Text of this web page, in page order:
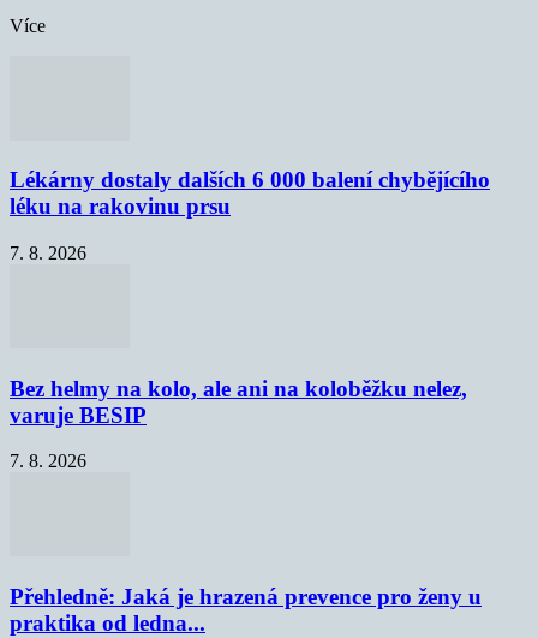
Více
Lékárny dostaly dalších 6 000 balení chybějícího
léku na rakovinu prsu
7. 8. 2026
Bez helmy na kolo, ale ani na koloběžku nelez,
varuje BESIP
7. 8. 2026
Přehledně: Jaká je hrazená prevence pro ženy u
praktika od ledna...